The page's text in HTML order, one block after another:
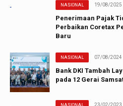
NASIONAL 19/08/2025
Penerimaan Pajak
Perbaikan Coretax
Baru
NASIONAL 07/08/2024
Bank DKI Tambah
pada 12 Gerai
NASIONAL 23/02/2023